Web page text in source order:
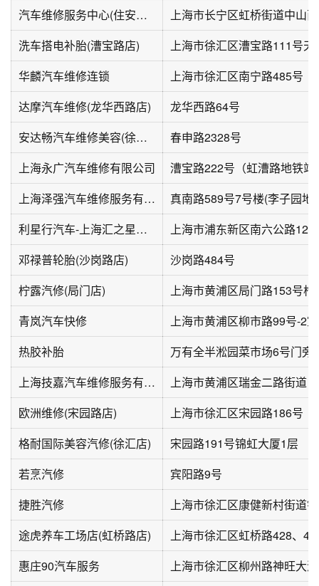
汽车维修服务中心(住安中山办公楼B座店)
洗车搭电补胎(漕宝路店)
华麟汽车维修连锁
上海市徐汇区南宁路485号
达摩汽车维修(龙华西路店)
龙华西路64号
安达畅汽车维修美容(徐汇漕宝路店)
春申路2328号
上海永广汽车维修有限公司
上海泽强汽车维修服务有限公司
利星行汽车-上海汇之星汽车维修服务有限公司
上海市浦东新区南六公路
邓禄普轮胎(沙岗路店)
沙岗路484号
柠露汽修(局门店)
上海市黄浦区局门路153号柠
青岚汽车快修
热胶补胎
万有全半淞园菜市场6号门旁
上海技嘉汽车维修服务有限公司
欧洲维修(宋园路店)
上海市徐汇区宋园路186号
格耐国际美容汽修(徐汇店)
宋园路191号锦虹大厦1层
若烹汽修
宾阳路9号
捷胜汽修
途虎养车工场店(虹桥路店)
上海市徐汇区虹桥路428、
惠庄90汽车服务
上海市徐汇区柳州路神旺大